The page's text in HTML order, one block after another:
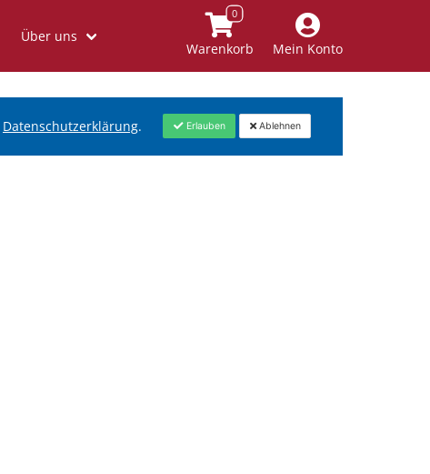
Über uns
Warenkorb Mein Konto
Datenschutzerklärung. Erlauben Ablehnen